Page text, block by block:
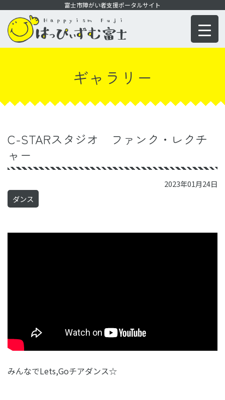
ン
動
富士市障がい者支援ポータルサイト
ギャラリー
C-STARスタジオ ファンク・レクチ
ャー
2023年01月24日
ダンス
みんなでLets,Goチアダンス☆